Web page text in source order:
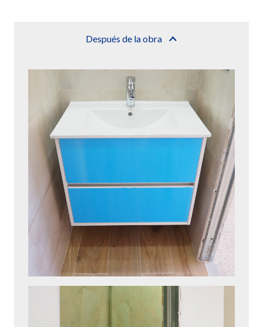
Después de la obra